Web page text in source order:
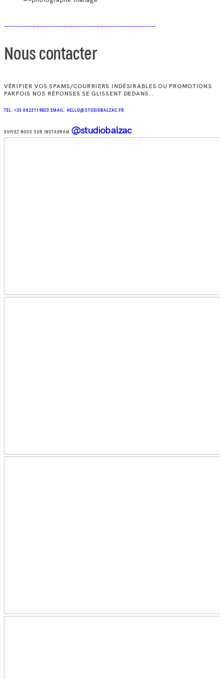
Nous contacter
VÉRIFIER VOS SPAMS/COURRIERS INDÉSIRABLES OU PROMOTIONS
PARFOIS NOS RÉPONSES SE GLISSENT DEDANS..
TEL: +33 0622119823 EMAIL: HELLO@STUDIOBALZAC.FR
SUIVEZ NOUS SUR INSTAGRAM @studiobalzac